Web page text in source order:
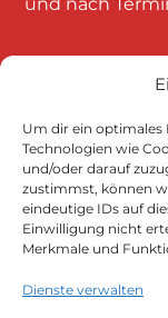
Um dir ein optimales
Technologien wie
und/oder darauf
zustimmst, können
eindeutige IDs auf
Einwilligung nicht
Merkmale und
Dienste verwalten
Klicke